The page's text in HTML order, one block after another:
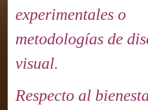
experimentales o
metodologías de
visual.
Respecto al